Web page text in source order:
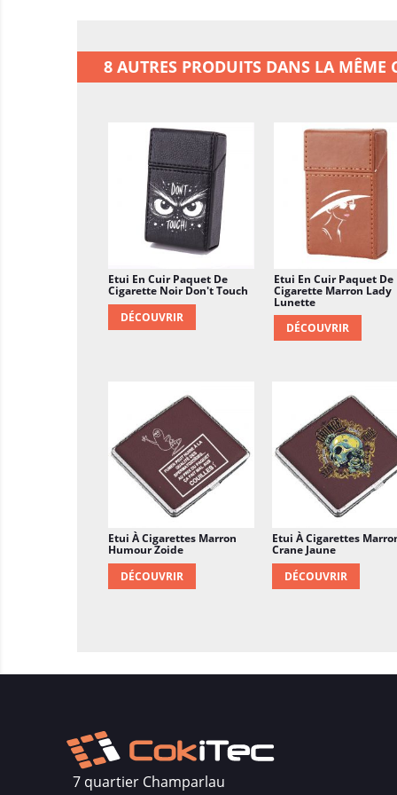
8 AUTRES PRODUITS DANS LA MÊME
Etui En Cuir Paquet De
Cigarette Noir Don't Touch
DÉCOUVRIR
Etui En Cuir Paquet De
Cigarette Marron Lady
Lunette
DÉCOUVRIR
Etui À Cigarettes Marron
Humour Zoide
DÉCOUVRIR
Etui À Cigarettes
Crane Jaune
DÉCOUVRIR
7 quartier Champarlau